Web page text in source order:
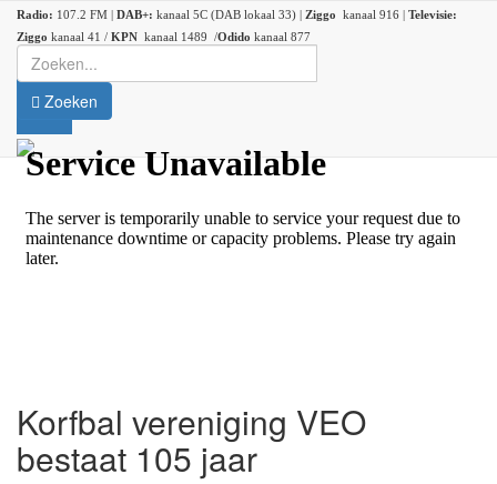
Radio: 107.2 FM | DAB+: kanaal 5C (DAB lokaal 33) | Ziggo kanaal 916 | Televisie:
Ziggo kanaal 41 / KPN kanaal 1489 /Odido kanaal 877
Zoeken
Korfbal vereniging VEO
bestaat 105 jaar